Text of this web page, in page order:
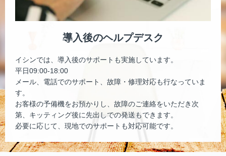
導入後のヘルプデスク
イシンでは、導入後のサポートも実施しています。
平日09:00-18:00
メール、電話でのサポート、故障・修理対応も行なっていま
す。
お客様の予備機をお預かりし、故障のご連絡をいただき次
第、キッティング後に先出しでの発送もできます。
必要に応じて、現地でのサポートも対応可能です。